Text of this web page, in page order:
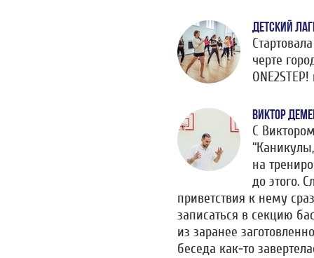
ДЕТСКИЙ
черте
ВИКТОР
С
на
до этого.
приветствия к нему
записаться в секцию
из заранее
беседа как-то